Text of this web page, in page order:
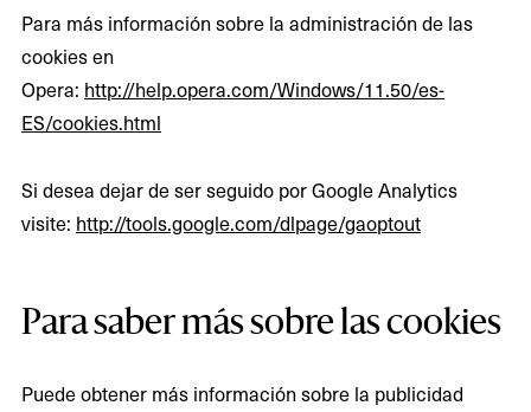
Para más información sobre la administración de las
cookies en
Opera: http://help.opera.com/Windows/11.50/es-
ES/cookies.html
Si desea dejar de ser seguido por Google Analytics
visite: http://tools.google.com/dlpage/gaoptout
Para saber más sobre las cookies
Puede obtener más información sobre la publicidad